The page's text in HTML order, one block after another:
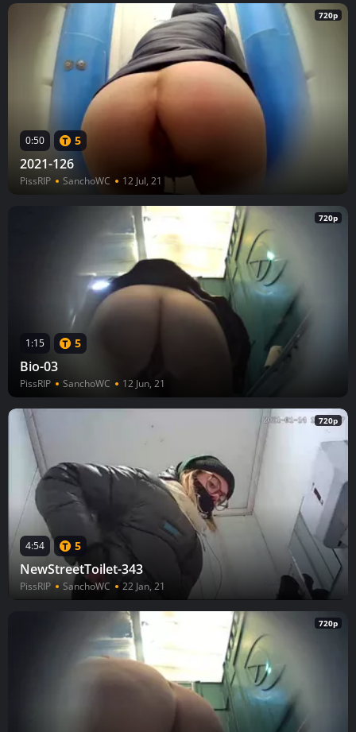
720p
0:50 5
2021-126
PissRIP SanchoWC 12 Jul, 21
720p
1:15 5
Bio-03
PissRIP SanchoWC 12 Jun, 21
720p
4:54 5
NewStreetToilet-343
PissRIP SanchoWC 22 Jan, 21
720p